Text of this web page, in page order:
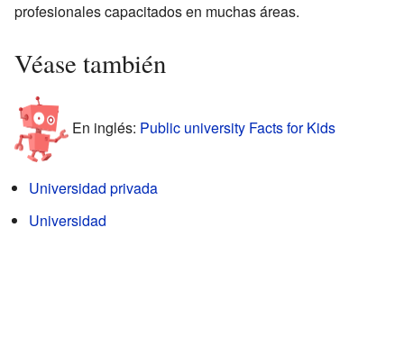
profesionales capacitados en muchas áreas.
Véase también
En inglés: Public university Facts for Kids
Universidad privada
Universidad